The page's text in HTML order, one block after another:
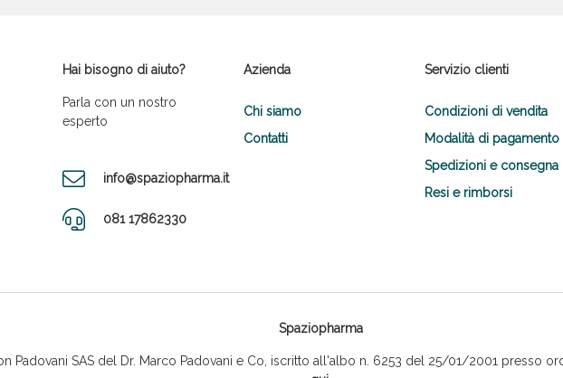
Hai bisogno di aiuto?
Parla con un nostro
esperto
info@spaziopharma.it
081 17862330
Azienda
Chi siamo
Contatti
Servizio clienti
Condizioni di vendita
Modalità di pagamento
Spedizioni e consegna
Resi e rimborsi
Spaziopharma
Padovani SAS del Dr. Marco Padovani e Co, iscritto all'albo n. 6253 del 25/01/2001 presso